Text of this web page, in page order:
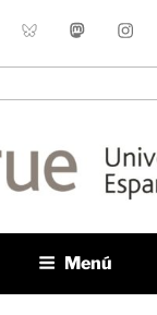
BlueskyMastodon
de las
Menú